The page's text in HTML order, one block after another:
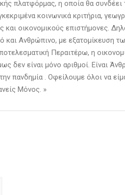
πλατφόρμας, η οποία θα
κοινωνικά κριτήρια,
οικονομικούς επιστήμονες.
και Ανθρώπινο, με
Περαιτέρω, η
δεν είναι μόνο αριθμοί. Είναι
πανδημία . Οφείλουμε όλοι να
Μόνος. »